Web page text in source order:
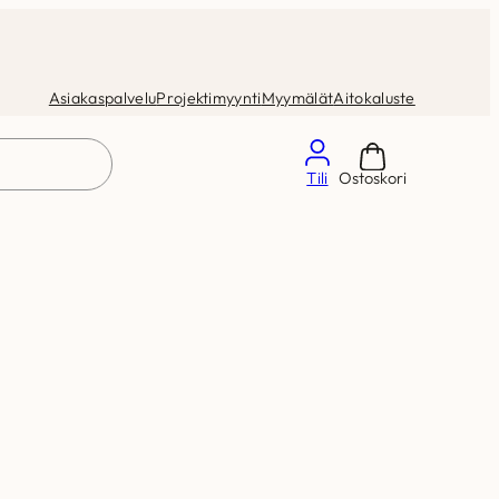
AsiakaspalveluProjektimyyntiMyymälätAitokaluste